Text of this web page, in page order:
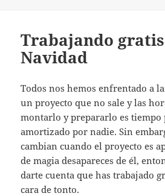
Trabajando
Navidad
Todos nos hemos enfrentado a
un proyecto que no sale y las
montarlo y prepararlo es tiempo
amortizado por nadie. Sin
cambian cuando el proyecto es
de magia desapareces de él,
darte cuenta que has trabajado
cara de tonto.